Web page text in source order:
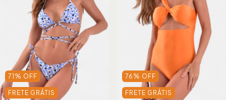
71 % OFF
FRETE GRÁTIS
76 % OFF
FRETE GRÁTIS